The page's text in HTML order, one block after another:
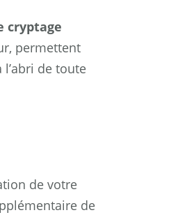
cryptage
permettent
de toute
de votre
de